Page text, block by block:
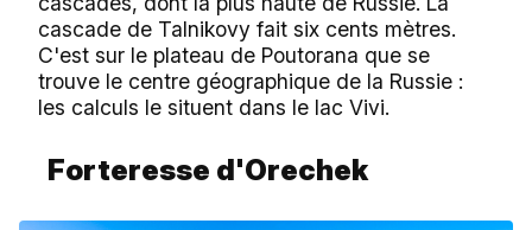
cascade de Talnikovy fait six cents mètres.
C'est sur le plateau de Poutorana que se
trouve le centre géographique de la Russie :
les calculs le situent dans le lac Vivi.
Forteresse d'Orechek